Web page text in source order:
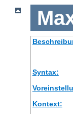
Syntax:
Kontext: